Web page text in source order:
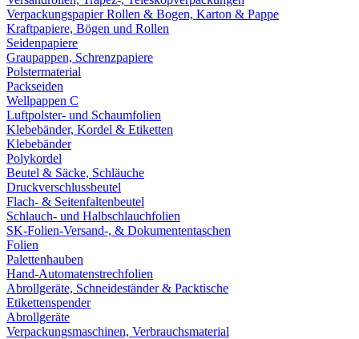
Verpackungspapier Rollen & Bogen, Karton & Pappe
Kraftpapiere, Bögen und Rollen
Seidenpapiere
Graupappen, Schrenzpapiere
Polstermaterial
Packseiden
Wellpappen C
Luftpolster- und Schaumfolien
Klebebänder, Kordel & Etiketten
Klebebänder
Polykordel
Beutel & Säcke, Schläuche
Druckverschlussbeutel
Flach- & Seitenfaltenbeutel
Schlauch- und Halbschlauchfolien
SK-Folien-Versand-, & Dokumententaschen
Folien
Palettenhauben
Hand-Automatenstrechfolien
Abrollgeräte, Schneideständer & Packtische
Etikettenspender
Abrollgeräte
Verpackungsmaschinen, Verbrauchsmaterial